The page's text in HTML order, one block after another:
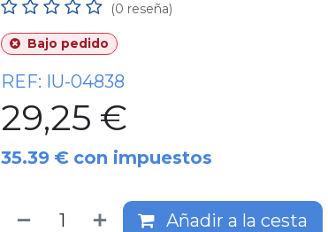
(0 reseña)
Bajo pedido
REF: IU-04838
29,25 €
35.39 € con impuestos
Añadir a la cesta